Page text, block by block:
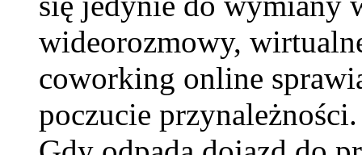
wideorozmowy,
coworking online
poczucie